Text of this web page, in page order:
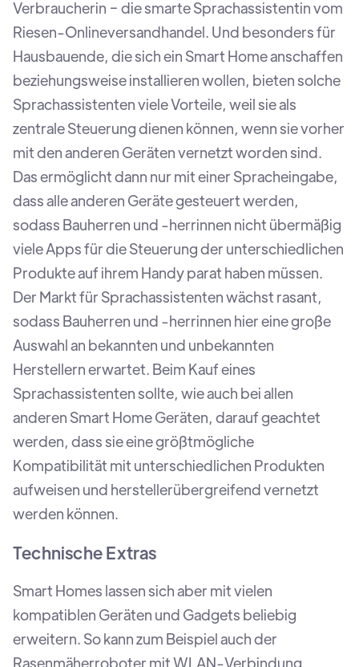
Verbraucherin − die smarte Sprachassistentin vom
Riesen-Onlineversandhandel. Und besonders für
Hausbauende, die sich ein Smart Home anschaffen
beziehungsweise installieren wollen, bieten solche
Sprachassistenten viele Vorteile, weil sie als
zentrale Steuerung dienen können, wenn sie vorher
mit den anderen Geräten vernetzt worden sind.
Das ermöglicht dann nur mit einer Spracheingabe,
dass alle anderen Geräte gesteuert werden,
sodass Bauherren und -herrinnen nicht übermäßig
viele Apps für die Steuerung der unterschiedlichen
Produkte auf ihrem Handy parat haben müssen.
Der Markt für Sprachassistenten wächst rasant,
sodass Bauherren und -herrinnen hier eine große
Auswahl an bekannten und unbekannten
Herstellern erwartet. Beim Kauf eines
Sprachassistenten sollte, wie auch bei allen
anderen Smart Home Geräten, darauf geachtet
werden, dass sie eine größtmögliche
Kompatibilität mit unterschiedlichen Produkten
aufweisen und herstellerübergreifend vernetzt
werden können.
Technische Extras
Smart Homes lassen sich aber mit vielen
kompatiblen Geräten und Gadgets beliebig
erweitern. So kann zum Beispiel auch der
Rasenmäherroboter mit WLAN-Verbindung,